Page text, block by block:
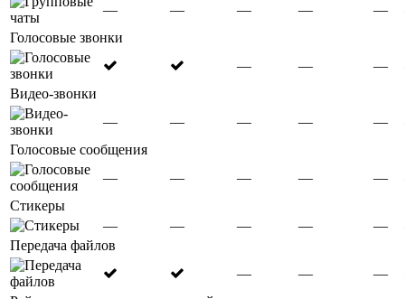
—
— — —
—
Голосовые звонки
—
—
—
Видео-звонки
—
— — —
—
Голосовые сообщения
—
— — —
—
Стикеры
—
— — —
—
Передача файлов
—
—
—